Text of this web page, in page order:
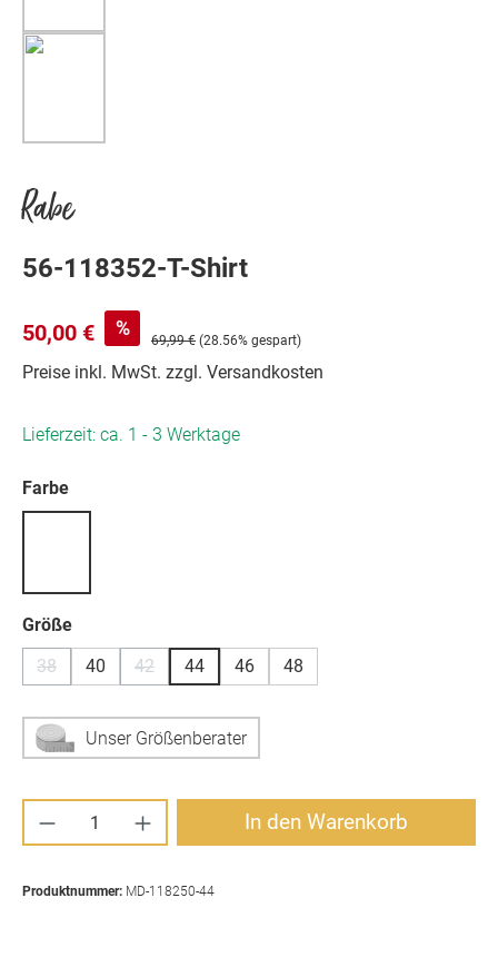
Rabe
56-118352-T-Shirt
50,00 € %
69,99 € (28.56% gespart)
Preise inkl. MwSt. zzgl. Versandkosten
Lieferzeit: ca. 1 - 3 Werktage
Farbeauswählen
Größeauswählen
38
(Diese Option ist zurzeit nicht verfügbar.)
40 42
(Diese Option ist zurzeit nicht verfügbar.)
44 46 48
Unser Größenberater
Produkt Anzahl: Gib den gewünschten
In den Warenkorb
Produktnummer: MD-118250-44